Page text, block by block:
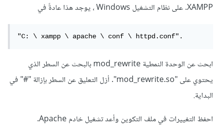
XAMPP. على نظام التشغيل Windows ، يوجد هذا عادةً في
"C: \ xampp \ apache \ conf \ httpd.conf".
ابحث عن الوحدة النمطية mod_rewrite بالبحث عن السطر الذي
يحتوي على "mod_rewrite.so". أزل التعليق عن السطر بإزالة "#" في
البداية.
احفظ التغييرات في ملف التكوين وأعد تشغيل خادم Apache.